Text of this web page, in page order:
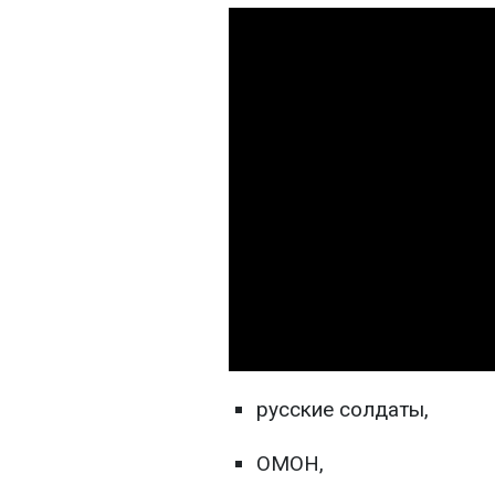
русские солдаты,
ОМОН,